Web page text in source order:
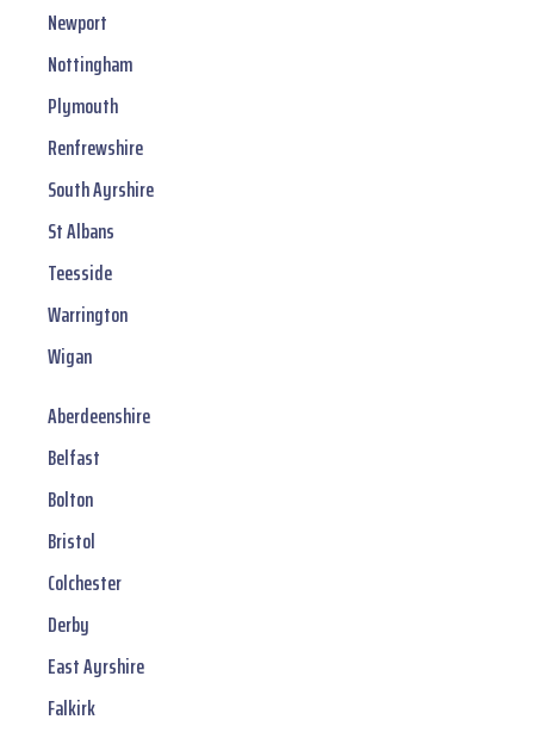
Newport
Nottingham
Plymouth
Renfrewshire
South Ayrshire
St Albans
Teesside
Warrington
Wigan
Aberdeenshire
Belfast
Bolton
Bristol
Colchester
Derby
East Ayrshire
Falkirk